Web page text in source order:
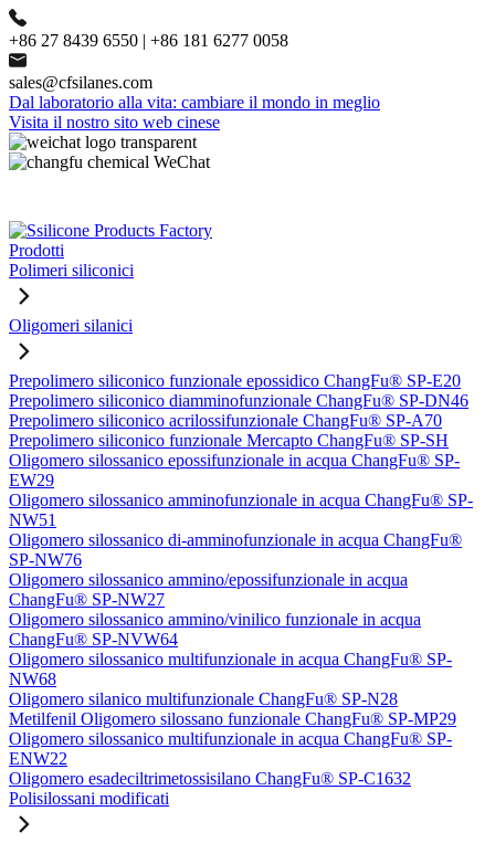
+86 27 8439 6550 | +86 181 6277 0058
sales@cfsilanes.com
Dal laboratorio alla vita: cambiare il mondo in meglio
Visita il nostro sito web cinese
Prodotti
Polimeri siliconici
Oligomeri silanici
Prepolimero siliconico funzionale epossidico ChangFu® SP-E20
Prepolimero siliconico diamminofunzionale ChangFu® SP-DN46
Prepolimero siliconico acrilossifunzionale ChangFu® SP-A70
Prepolimero siliconico funzionale Mercapto ChangFu® SP-SH
Oligomero silossanico epossifunzionale in acqua ChangFu® SP-
EW29
Oligomero silossanico amminofunzionale in acqua ChangFu® SP-
NW51
Oligomero silossanico di-amminofunzionale in acqua ChangFu®
SP-NW76
Oligomero silossanico ammino/epossifunzionale in acqua
ChangFu® SP-NW27
Oligomero silossanico ammino/vinilico funzionale in acqua
ChangFu® SP-NVW64
Oligomero silossanico multifunzionale in acqua ChangFu® SP-
NW68
Oligomero silanico multifunzionale ChangFu® SP-N28
Metilfenil Oligomero silossano funzionale ChangFu® SP-MP29
Oligomero silossanico multifunzionale in acqua ChangFu® SP-
ENW22
Oligomero esadeciltrimetossisilano ChangFu® SP-C1632
Polisilossani modificati